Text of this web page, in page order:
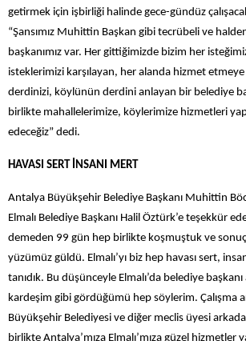
getirmek için işbirliği halinde gece-gündüz
“Şansımız Muhittin Başkan gibi tecrübeli ve
başkanımız var. Her gittiğimizde bizim her
isteklerimizi karşılayan, her alanda hizmet etmeye
derdinizi, köylünün derdini anlayan bir belediye
birlikte mahallelerimize, köylerimize hizmetleri
edeceğiz” dedi.
HAVASI SERT İNSANI MERT
Antalya Büyükşehir Belediye Başkanı Muhittin
Elmalı Belediye Başkanı Halil Öztürk’e teşekkür
demeden 99 gün hep birlikte koşmuştuk ve
yüzümüz güldü. Elmalı’yı biz hep havası sert,
tanıdık. Bu düşünceyle Elmalı’da belediye başkanı
kardeşim gibi gördüğümü hep söylerim. Çalışma
Büyükşehir Belediyesi ve diğer meclis üyesi
birlikte Antalya’mıza Elmalı’mıza güzel hizmetler